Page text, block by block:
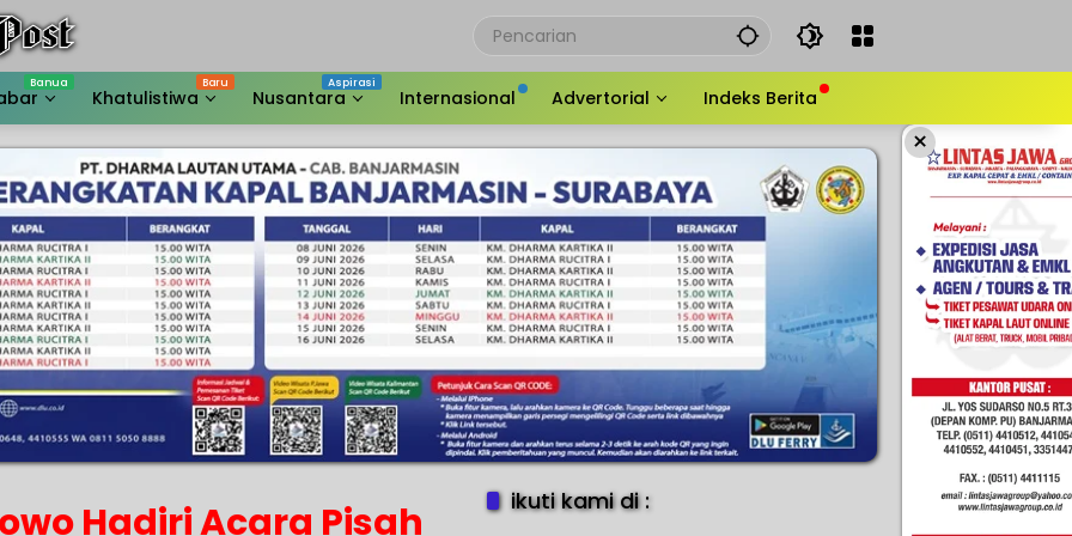
Khatulistiwa Nusantara Internasional Advertorial Indeks Berita
×
Hadiri Acara Pisah
ikuti kami di :